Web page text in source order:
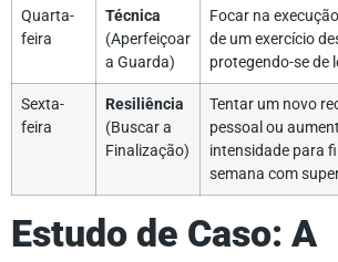
Quarta-
feira
Técnica
(Aperfeiçoar
a Guarda)
Focar na
de um exercício
protegendo-se de
Sexta-
feira
Resiliência
(Buscar a
Finalização)
Tentar um novo
pessoal ou
intensidade para
semana com
Estudo de Caso: A